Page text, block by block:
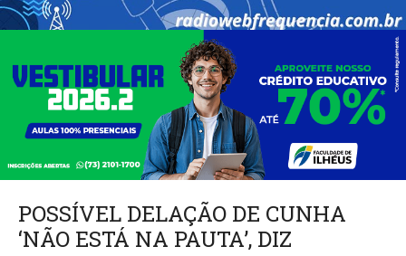
POSSÍVEL DELAÇÃO DE CUNHA
‘NÃO ESTÁ NA PAUTA’, DIZ